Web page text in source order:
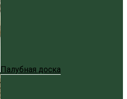
Палубная доска